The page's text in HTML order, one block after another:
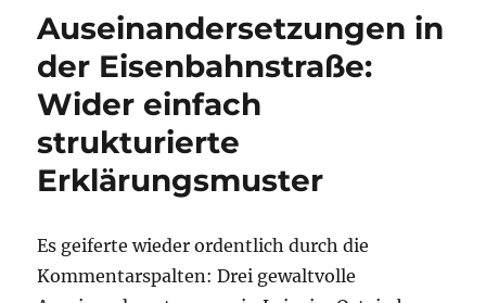
Auseinandersetzungen in
der Eisenbahnstraße:
Wider einfach
strukturierte
Erklärungsmuster
Es geiferte wieder ordentlich durch die
Kommentarspalten: Drei gewaltvolle